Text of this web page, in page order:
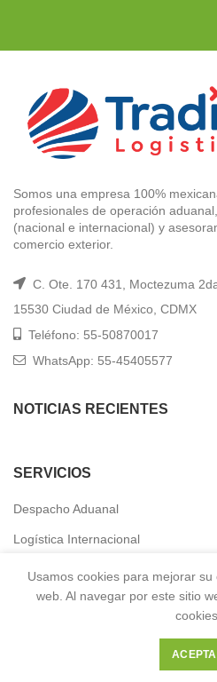
Somos una empresa 100%
profesionales de operación
(nacional e internacional) y
comercio exterior.
C. Ote. 170 431, Moctezuma
15530 Ciudad de México, CDMX
Teléfono: 55-50870017
WhatsApp: 55-45405577
NOTICIAS RECIENTES
SERVICIOS
Despacho Aduanal
Logística Internacional
Seguro de Mercancías
Comercializadora
Transporte y distribución local
Usamos cookies para mejorar
web. Al navegar por este sitio
cookies.